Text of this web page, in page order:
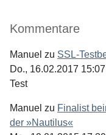
Kommentare
Manuel zu SSL-
Do., 16.02.2017 15:07
Test
Manuel zu Finalist
der »Nautilus«